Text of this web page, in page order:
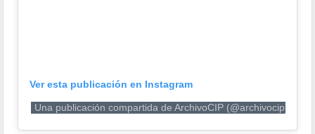
Ver esta publicación en Instagram
Una publicación compartida de ArchivoCIP (@archivocip)